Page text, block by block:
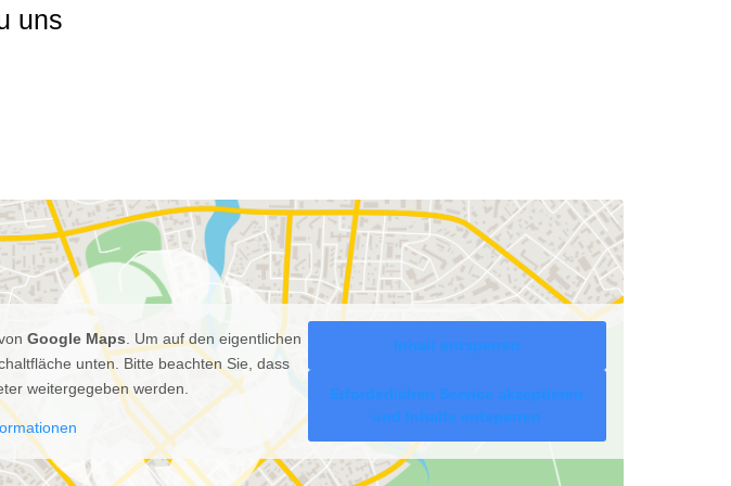
uns
Google Maps . Um auf den eigentlichen
unten. Bitte beachten Sie, dass
weitergegeben werden.
Inhalt entsperren
Erforderlichen Service akzeptieren
und Inhalte entsperren